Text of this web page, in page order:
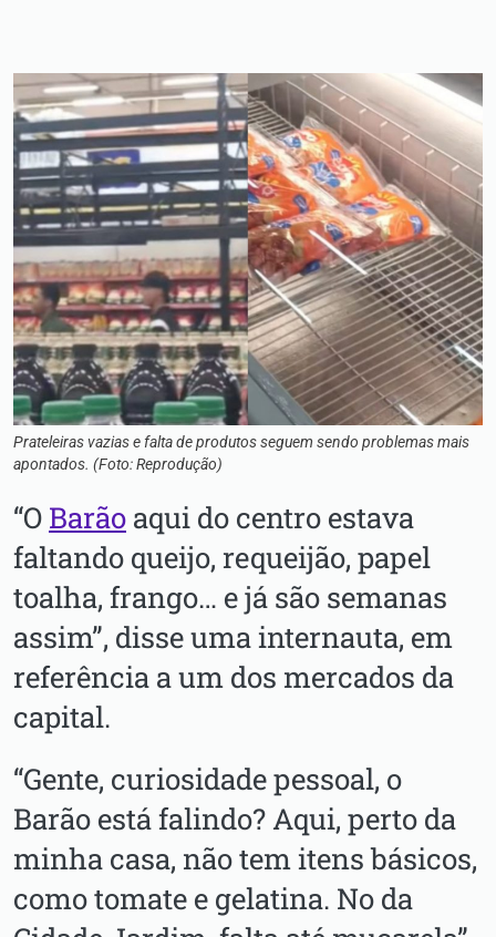
Prateleiras vazias e falta de produtos seguem sendo problemas mais
apontados. (Foto: Reprodução)
“O Barão aqui do centro estava
faltando queijo, requeijão, papel
toalha, frango… e já são semanas
assim”, disse uma internauta, em
referência a um dos mercados da
capital.
“Gente, curiosidade pessoal, o
Barão está falindo? Aqui, perto da
minha casa, não tem itens básicos,
como tomate e gelatina. No da